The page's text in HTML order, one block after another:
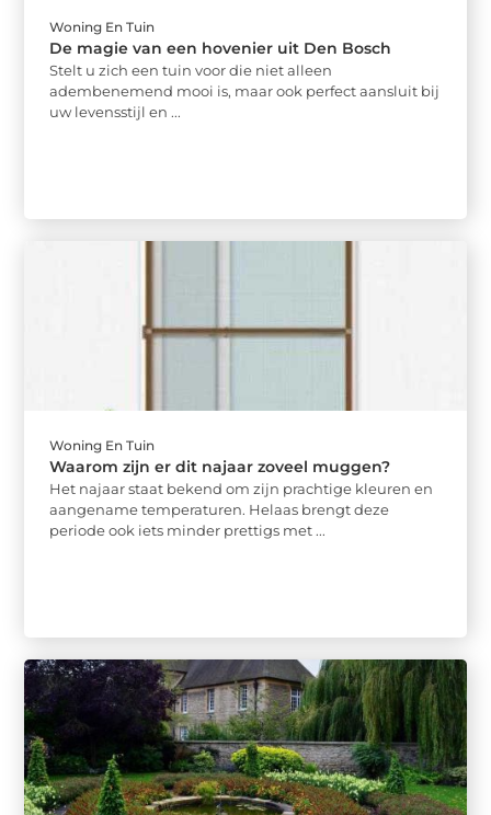
Woning En Tuin
De magie van een hovenier uit Den Bosch
Stelt u zich een tuin voor die niet alleen
adembenemend mooi is, maar ook perfect aansluit bij
uw levensstijl en ...
Woning En Tuin
Waarom zijn er dit najaar zoveel muggen?
Het najaar staat bekend om zijn prachtige kleuren en
aangename temperaturen. Helaas brengt deze
periode ook iets minder prettigs met ...